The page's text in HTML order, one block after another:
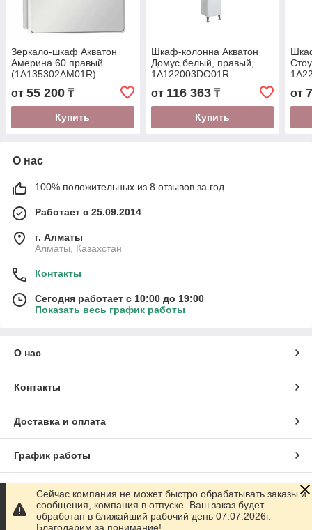
Зеркало-шкаф Акватон
Америна 60 правый
(1A135302AM01R)
от 55 200 ₸
Купить
Шкаф-колонна Акватон
Домус белый, правый,
1A122003DO01R
от 116 363₸
Купить
от
О нас
100% положительных из 8 отзывов за год
Работает с 25.09.2014
г. Алматы
Алматы, Казахстан
Контакты
Сегодня работает с 10:00 до 19:00
Показать весь график работы
О нас
Контакты
Доставка и оплата
График работы
Полная версия сайта
Сайт создан на маркетплейсе Satu.kz
Сейчас компания не может быстро обрабатывать заказы и
сообщения, компания в отпуске. Ваш заказ будет
обработан в ближайший рабочий день 07.07.2026г.
Благодарим за понимание!